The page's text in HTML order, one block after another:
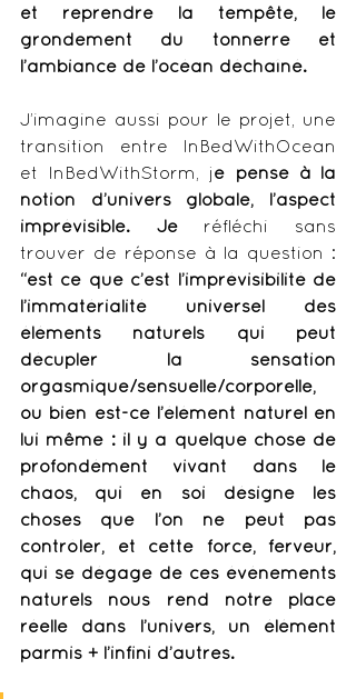
et reprendre la tempête, le
grondement du tonnerre et
l’ambiance de l’océan déchaîné.
J’imagine aussi pour le projet, une
transition entre InBedWithOcean
et InBedWithStorm, je pense à la
notion d’univers globale, l’aspect
imprévisible. Je réfléchi sans
“est ce que c’est l’imprévisibilité de
l’immatérialité universel des
éléments naturels qui peut
décupler la sensation
orgasmique/sensuelle/corporelle,
ou bien est-ce l’élément naturel en
lui même : il y a quelque chose de
profondément vivant dans le
chaos, qui en soi désigne les
choses que l’on ne peut pas
contrôler, et cette force, ferveur,
qui se dégage de ces événements
naturels nous rend notre place
réelle dans l’univers, un élément
parmis + l’infini d’autres.